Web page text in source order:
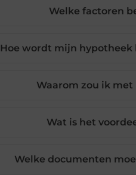
Welke factoren
Hoe wordt mijn
Waarom zou ik
Wat is het
Welke documenten